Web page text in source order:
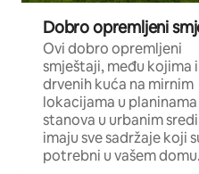
Dobro opremljeni
Ovi dobro opremljeni
smještaji, među kojima
drvenih kuća na mirnim
lokacijama u planinama
stanova u urbanim
imaju sve sadržaje koji
potrebni u vašem domu.